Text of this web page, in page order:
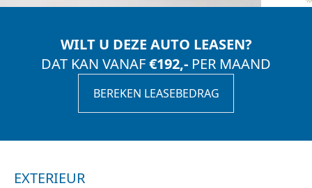
WILT U DEZE AUTO LEASEN?
DAT KAN VANAF€192,- PER MAAND
BEREKEN LEASEBEDRAG
EXTERIEUR